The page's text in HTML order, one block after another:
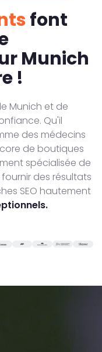
font
Munich
!
Munich et de
Qu'il
des médecins
de boutiques
spécialisée de
des résultats
SEO hautement